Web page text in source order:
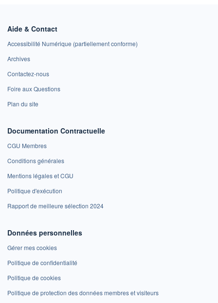
Aide & Contact
Accessibilité Numérique (partiellement conforme)
Archives
Contactez-nous
Foire aux Questions
Plan du site
Documentation Contractuelle
CGU Membres
Conditions générales
Mentions légales et CGU
Politique d'exécution
Rapport de meilleure sélection 2024
Données personnelles
Gérer mes cookies
Politique de confidentialité
Politique de cookies
Politique de protection des données membres et visiteurs